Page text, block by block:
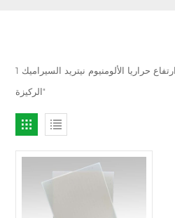
1 النتائج التي تم العثور عليها ل "ارتفاع حراريا الألومنيوم نيتريد السيراميك
الركيزة"